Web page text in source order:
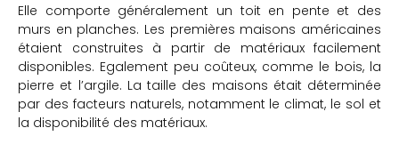
Elle comporte généralement un toit en pente et des
murs en planches. Les premières maisons américaines
étaient construites à partir de matériaux facilement
disponibles. Egalement peu coûteux, comme le bois, la
pierre et l’argile. La taille des maisons était déterminée
par des facteurs naturels, notamment le climat, le sol et
la disponibilité des matériaux.